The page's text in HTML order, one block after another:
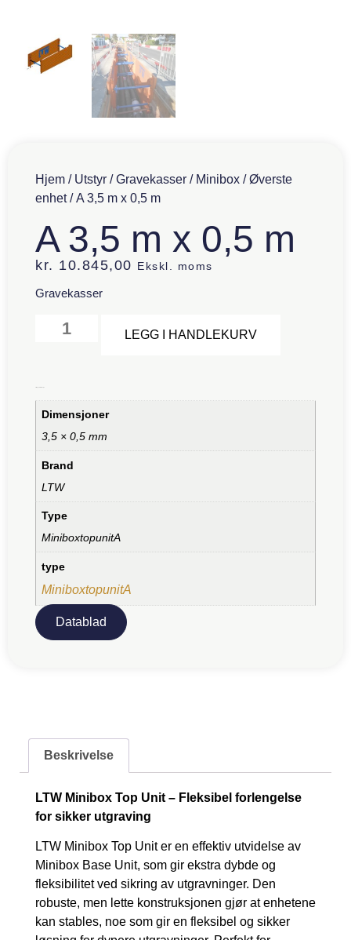
Hjem / Utstyr /Gravekasser / Minibox /Øverste
enhet/ A 3,5 m x 0,5 m
A 3,5 m x 0,5 m
kr. 10.845,00 Ekskl. moms
Gravekasser
LEGG I HANDLEKURV
Dimensjoner
3,5 × 0,5 mm
Brand
LTW
Type
MiniboxtopunitA
type
MiniboxtopunitA
Datablad
Beskrivelse
LTW Minibox Top Unit – Fleksibel forlengelse
for sikker utgraving
LTW Minibox Top Unit er en effektiv utvidelse av
Minibox Base Unit, som gir ekstra dybde og
fleksibilitet ved sikring av utgravninger. Den
robuste, men lette konstruksjonen gjør at enhetene
kan stables, noe som gir en fleksibel og sikker